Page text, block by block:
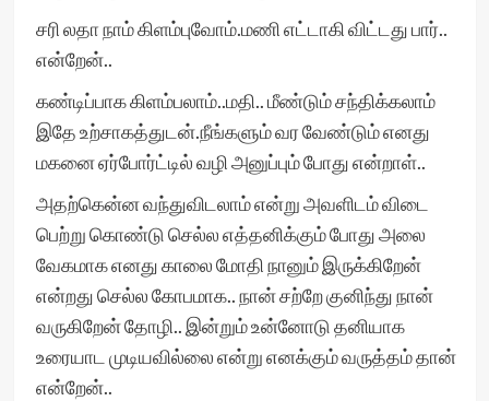
சரி லதா நாம் கிளம்புவோம்.மணி எட்டாகி விட்டது பார்..
என்றேன்..
கண்டிப்பாக கிளம்பலாம்..மதி.. மீண்டும் சந்திக்கலாம்
இதே உற்சாகத்துடன்.நீங்களும் வர வேண்டும் எனது
மகனை ஏர்போர்ட்டில் வழி அனுப்பும் போது என்றாள்..
அதற்கென்ன வந்துவிடலாம் என்று அவளிடம் விடை
பெற்று கொண்டு செல்ல எத்தனிக்கும் போது அலை
வேகமாக எனது காலை மோதி நானும் இருக்கிறேன்
என்றது செல்ல கோபமாக.. நான் சற்றே குனிந்து நான்
வருகிறேன் தோழி.. இன்றும் உன்னோடு தனியாக
உரையாட முடியவில்லை என்று எனக்கும் வருத்தம் தான்
என்றேன்..